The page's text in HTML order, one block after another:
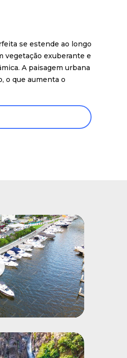
se estende ao longo
vegetação exuberante e
A paisagem urbana
o que aumenta o
Settings